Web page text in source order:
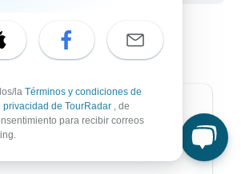
populares
la Términos y condiciones de
privacidad de TourRadar , de
para recibir correos